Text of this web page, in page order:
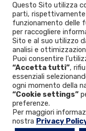
Privacy &
Questo Sito utilizza
parti,
funzionamento delle
per raccogliere
Sito e al suo utilizzo
analisi e
Puoi consentire
“Accetta tutti”,
essenziali
ogni momento della
“Cookie settings”
preferenze.
Per maggiori
nostra Privacy